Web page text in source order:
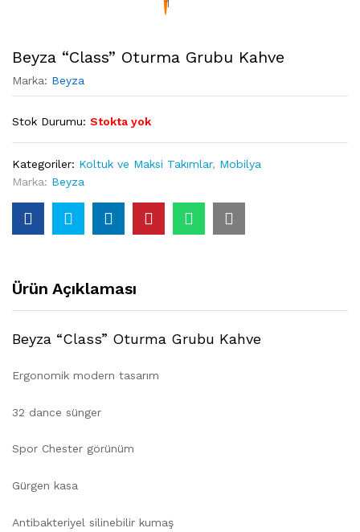
Beyza “Class” Oturma Grubu Kahve
Marka: Beyza
Stok Durumu: Stokta yok
Kategoriler: Koltuk ve Maksi Takımlar, Mobilya
Marka: Beyza
Ürün Açıklaması
Beyza “Class” Oturma Grubu Kahve
Ergonomik modern tasarım
32 dance sünger
Spor Chester görünüm
Gürgen kasa
Antibakteriyel silinebilir kumaş